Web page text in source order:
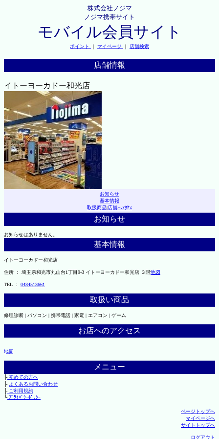
株式会社ノジマ
ノジマ携帯サイト
モバイル会員サイト
ポイント ｜ マイページ ｜ 店舗検索
店舗情報
イトーヨーカドー和光店
お知らせ
基本情報
取扱商品|店舗へｱｸｾｽ
お知らせ
お知らせはありません。
基本情報
イトーヨーカドー和光店
住所 ： 埼玉県和光市丸山台1丁目9-3 イトーヨーカドー和光店 ３階地図
TEL ： 0484513661
取扱い商品
修理診断 | パソコン | 携帯電話 | 家電 | エアコン | ゲーム
お店へのアクセス
地図
メニュー
├初めての方へ
├ よくあるお問い合わせ
├ご利用規約
└ﾌﾟﾗｲﾊﾞｼｰﾎﾟﾘｼｰ
ページトップへ
マイページへ
サイトトップへ
ログアウト